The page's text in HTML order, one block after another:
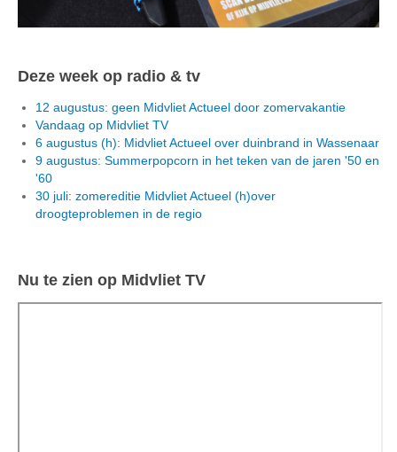
Deze week op radio & tv
12 augustus: geen Midvliet Actueel door zomervakantie
Vandaag op Midvliet TV
6 augustus (h): Midvliet Actueel over duinbrand in Wassenaar
9 augustus: Summerpopcorn in het teken van de jaren '50 en
'60
30 juli: zomereditie Midvliet Actueel (h)over
droogteproblemen in de regio
Nu te zien op Midvliet TV